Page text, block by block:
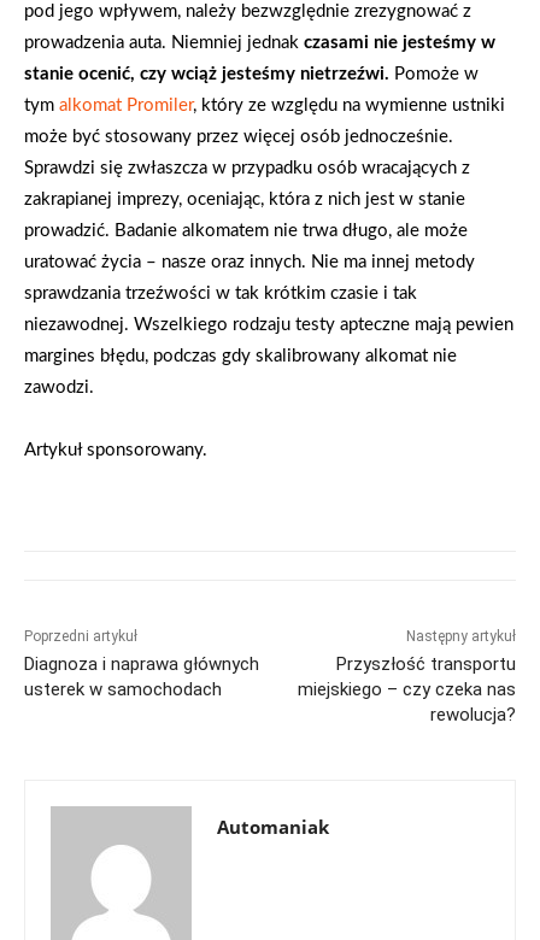
pod jego wpływem, należy bezwzględnie zrezygnować z
prowadzenia auta. Niemniej jednak czasami nie jesteśmy w
stanie ocenić, czy wciąż jesteśmy nietrzeźwi. Pomoże w
tym alkomat Promiler, który ze względu na wymienne ustniki
może być stosowany przez więcej osób jednocześnie.
Sprawdzi się zwłaszcza w przypadku osób wracających z
zakrapianej imprezy, oceniając, która z nich jest w stanie
prowadzić. Badanie alkomatem nie trwa długo, ale może
uratować życia – nasze oraz innych. Nie ma innej metody
sprawdzania trzeźwości w tak krótkim czasie i tak
niezawodnej. Wszelkiego rodzaju testy apteczne mają pewien
margines błędu, podczas gdy skalibrowany alkomat nie
zawodzi.
Artykuł sponsorowany.
Poprzedni artykuł
Diagnoza i naprawa głównych
usterek w samochodach
Następny artykuł
Przyszłość transportu
miejskiego – czy czeka nas
rewolucja?
Automaniak